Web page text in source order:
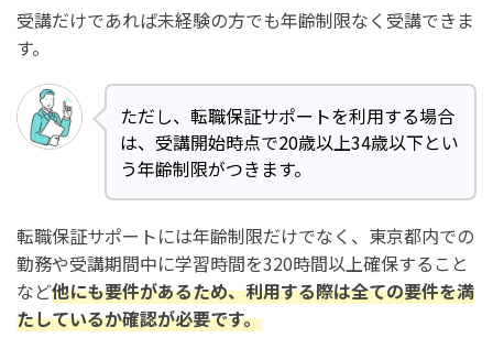
テックアカデミーの30代のインタビューのブログの内容
まとめ：テックアカデミーは30代未経験でも受講でき
る？年齢制限は？【体験談もご紹介】
受講だけであれば未経験の方でも年齢制限なく受講できま
す。
ただし、転職保証サポートを利用する場合
は、受講開始時点で20歳以上34歳以下とい
う年齢制限がつきます。
転職保証サポートには年齢制限だけでなく、東京都内での
勤務や受講期間中に学習時間を320時間以上確保すること
など他にも要件があるため、利用する際は全ての要件を満
たしているか確認が必要です。